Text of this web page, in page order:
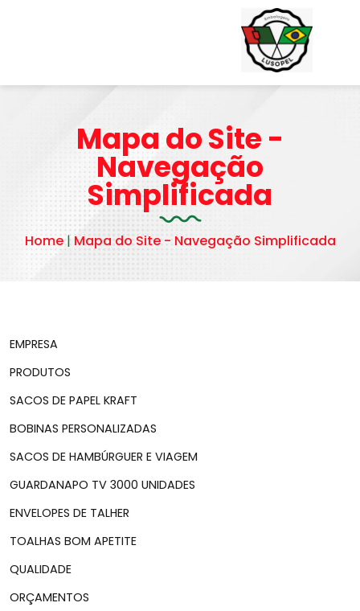
Mapa do Site -
Navegação
Simplificada
Home| Mapa do Site - Navegação Simplificada
EMPRESA
PRODUTOS
SACOS DE PAPEL KRAFT
BOBINAS PERSONALIZADAS
SACOS DE HAMBÚRGUER E VIAGEM
GUARDANAPO TV 3000 UNIDADES
ENVELOPES DE TALHER
TOALHAS BOM APETITE
QUALIDADE
ORÇAMENTOS